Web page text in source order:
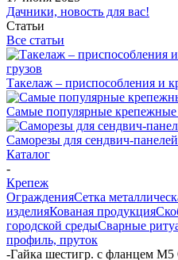
Дачники, новость для вас!
Статьи
Все статьи
Такелаж – приспособления и
Самые популярные крепежные
Саморезы для сендвич-
Каталог
-
Крепеж
ОгражденияСетка
изделияКованая продукция
городской средыСварные
профиль, пруток
-Гайка шестигр. с фланцем